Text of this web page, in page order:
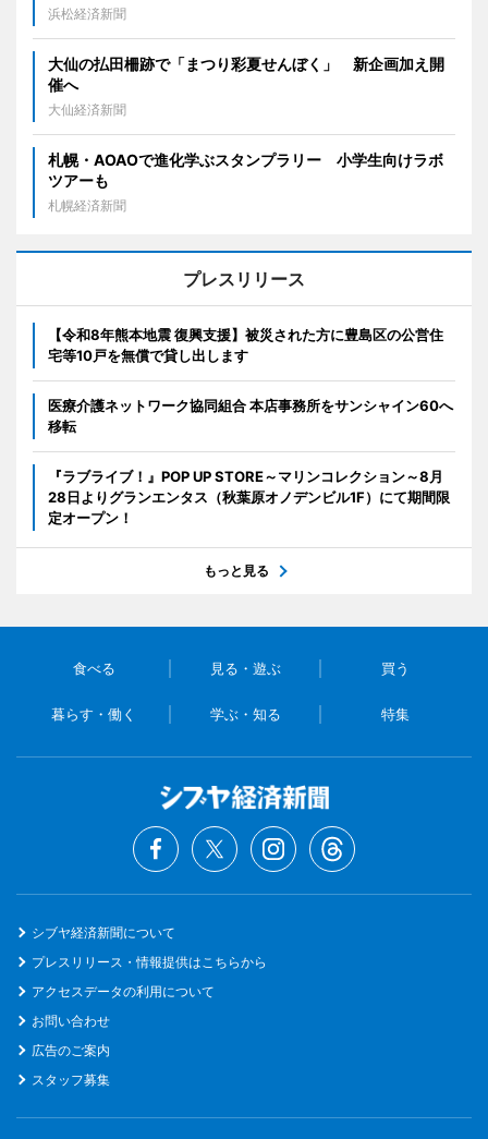
浜松経済新聞
大仙の払田柵跡で「まつり彩夏せんぼく」 新企画加え開
催へ
大仙経済新聞
札幌・AOAOで進化学ぶスタンプラリー 小学生向けラボ
ツアーも
札幌経済新聞
プレスリリース
【令和8年熊本地震 復興支援】被災された方に豊島区の公営住
宅等10戸を無償で貸し出します
医療介護ネットワーク協同組合 本店事務所をサンシャイン60へ
移転
『ラブライブ！』POP UP STORE～マリンコレクション～8月
28日よりグランエンタス（秋葉原オノデンビル1F）にて期間限
定オープン！
もっと見る
食べる 見る・遊ぶ 買う
暮らす・働く 学ぶ・知る 特集
シブヤ経済新聞について
プレスリリース・情報提供はこちらから
アクセスデータの利用について
お問い合わせ
広告のご案内
スタッフ募集